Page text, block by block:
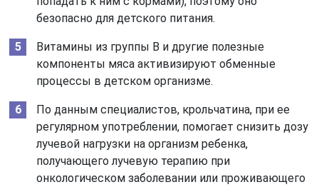
безопасно для детского питания.
Витамины из группы В и другие полезные
компоненты мяса активизируют обменные
процессы в детском организме.
По данным специалистов, крольчатина, при ее
регулярном употреблении, помогает снизить дозу
лучевой нагрузки на организм ребенка,
получающего лучевую терапию при
онкологическом заболевании или проживающего